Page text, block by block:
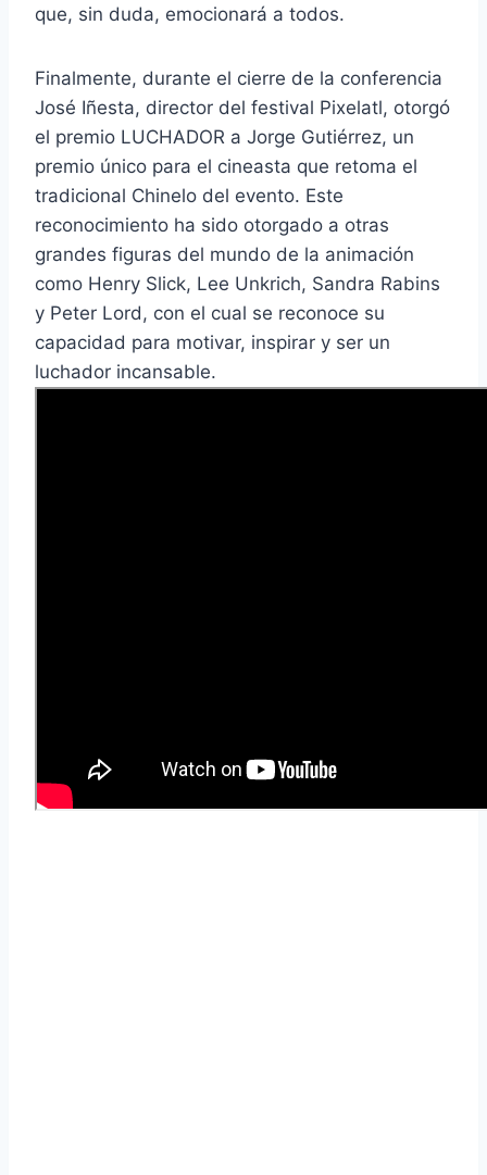
que, sin duda, emocionará a todos.
Finalmente, durante el cierre de la conferencia
José Iñesta, director del festival Pixelatl, otorgó
el premio LUCHADOR a Jorge Gutiérrez, un
premio único para el cineasta que retoma el
tradicional Chinelo del evento. Este
reconocimiento ha sido otorgado a otras
grandes figuras del mundo de la animación
como Henry Slick, Lee Unkrich, Sandra Rabins
y Peter Lord, con el cual se reconoce su
capacidad para motivar, inspirar y ser un
luchador incansable.